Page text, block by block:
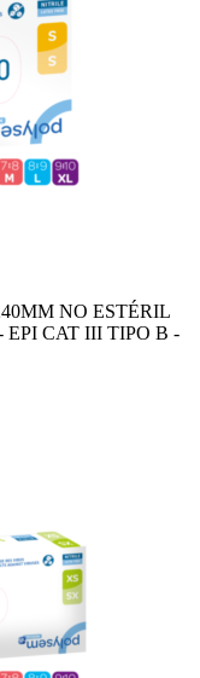
NO ESTÉRIL
EPI CAT III TIPO B -